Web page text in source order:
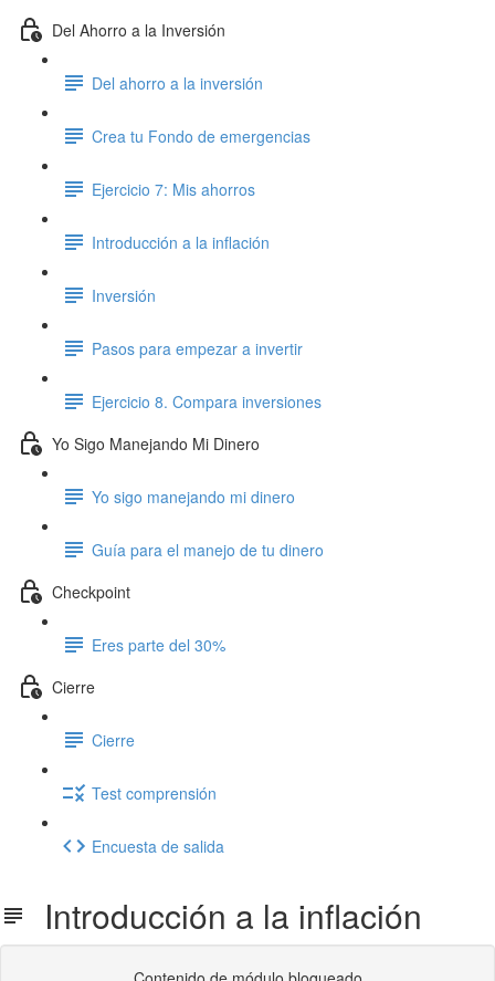
Del Ahorro a la Inversión
Del ahorro a la inversión
Crea tu Fondo de emergencias
Ejercicio 7: Mis ahorros
Introducción a la inflación
Inversión
Pasos para empezar a invertir
Ejercicio 8. Compara inversiones
Yo Sigo Manejando Mi Dinero
Yo sigo manejando mi dinero
Guía para el manejo de tu dinero
Checkpoint
Eres parte del 30%
Cierre
Cierre
Test comprensión
Encuesta de salida
Introducción a la inflación